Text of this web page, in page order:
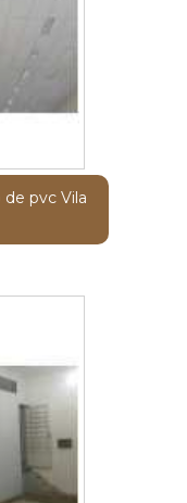
pvc Vila